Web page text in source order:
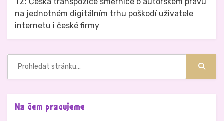
na jednotném digitálním trhu poškodí uživatele
internetu i české firmy
Na čem pracujeme